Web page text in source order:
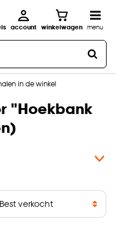
account winkelwagen menu
in de winkel
aan huis
bestelling
"Hoekbank
)